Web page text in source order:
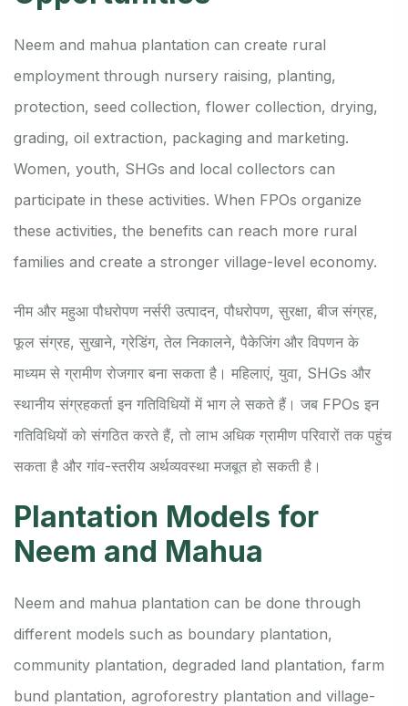
Neem and mahua plantation can create rural
employment through nursery raising, planting,
protection, seed collection, flower collection, drying,
grading, oil extraction, packaging and marketing.
Women, youth, SHGs and local collectors can
participate in these activities. When FPOs organize
these activities, the benefits can reach more rural
families and create a stronger village-level economy.
नीम और महुआ पौधरोपण नर्सरी उत्पादन, पौधरोपण, सुरक्षा, बीज संग्रह,
फूल संग्रह, सुखाने, ग्रेडिंग, तेल निकालने, पैकेजिंग और विपणन के
माध्यम से ग्रामीण रोजगार बना सकता है। महिलाएं, युवा, SHGs और
स्थानीय संग्रहकर्ता इन गतिविधियों में भाग ले सकते हैं। जब FPOs इन
गतिविधियों को संगठित करते हैं, तो लाभ अधिक ग्रामीण परिवारों तक पहुंच
सकता है और गांव-स्तरीय अर्थव्यवस्था मजबूत हो सकती है।
Plantation Models for
Neem and Mahua
Neem and mahua plantation can be done through
different models such as boundary plantation,
community plantation, degraded land plantation, farm
bund plantation, agroforestry plantation and village-